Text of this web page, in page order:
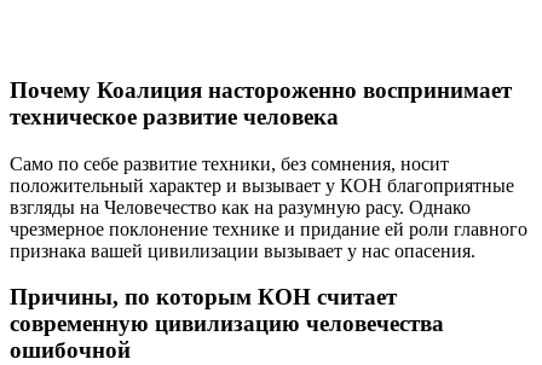
Почему Коалиция настороженно воспринимает
техническое развитие человека
Само по себе развитие техники, без сомнения, носит
положительный характер и вызывает у КОН благоприятные
взгляды на Человечество как на разумную расу. Однако
чрезмерное поклонение технике и придание ей роли главного
признака вашей цивилизации вызывает у нас опасения.
Причины, по которым КОН считает
современную цивилизацию человечества
ошибочной